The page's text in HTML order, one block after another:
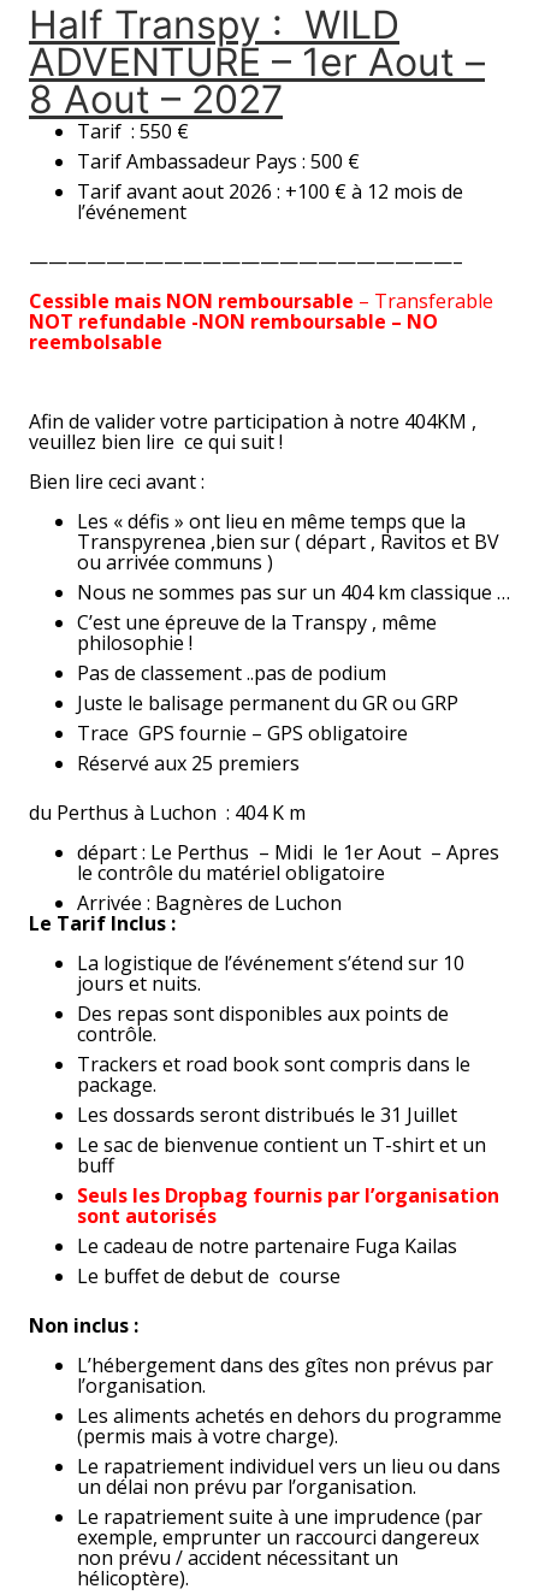
Half Transpy : WILD
ADVENTURE – 1er Aout –
8 Aout – 2027
Tarif : 550 €
Tarif Ambassadeur Pays : 500 €
Tarif avant aout 2026 : +100 € à 12 mois de
l’événement
——————————————————————–
Cessible mais NON remboursable – Transferable
NOT refundable -NON remboursable – NO
reembolsable
Afin de valider votre participation à notre 404KM ,
veuillez bien lire ce qui suit !
Bien lire ceci avant :
Les « défis » ont lieu en même temps que la
Transpyrenea ,bien sur ( départ , Ravitos et BV
ou arrivée communs )
Nous ne sommes pas sur un 404 km classique …
C’est une épreuve de la Transpy , même
philosophie !
Pas de classement ..pas de podium
Juste le balisage permanent du GR ou GRP
Trace GPS fournie – GPS obligatoire
Réservé aux 25 premiers
du Perthus à Luchon : 404 K m
départ : Le Perthus – Midi le 1er Aout – Apres
le contrôle du matériel obligatoire
Arrivée : Bagnères de Luchon
Le Tarif Inclus :
La logistique de l’événement s’étend sur 10
jours et nuits.
Des repas sont disponibles aux points de
contrôle.
Trackers et road book sont compris dans le
package.
Les dossards seront distribués le 31 Juillet
Le sac de bienvenue contient un T-shirt et un
buff
Seuls les Dropbag fournis par l’organisation
sont autorisés
Le cadeau de notre partenaire Fuga Kailas
Le buffet de debut de course
Non inclus :
L’hébergement dans des gîtes non prévus par
l’organisation.
Les aliments achetés en dehors du programme
(permis mais à votre charge).
Le rapatriement individuel vers un lieu ou dans
un délai non prévu par l’organisation.
Le rapatriement suite à une imprudence (par
exemple, emprunter un raccourci dangereux
non prévu / accident nécessitant un
hélicoptère).